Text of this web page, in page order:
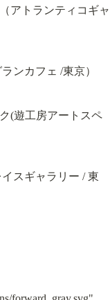
アトランティコギャ
ンカフェ /東京）
(遊工房アートスペ
スギャラリー / 東